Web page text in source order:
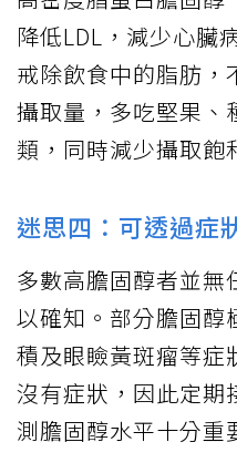
降低LDL，減少心臟
戒除飲食中的脂肪，
攝取量，多吃堅果、
類，同時減少攝取飽
迷思四：可透過症
多數高膽固醇者並無
以確知。部分膽固醇
積及眼瞼黃斑瘤等症
沒有症狀，因此定期
測膽固醇水平十分重